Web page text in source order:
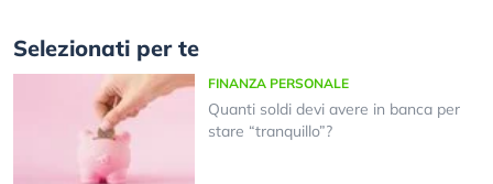
Selezionati per te
FINANZA PERSONALE
Quanti soldi devi avere in banca per
stare “tranquillo”?